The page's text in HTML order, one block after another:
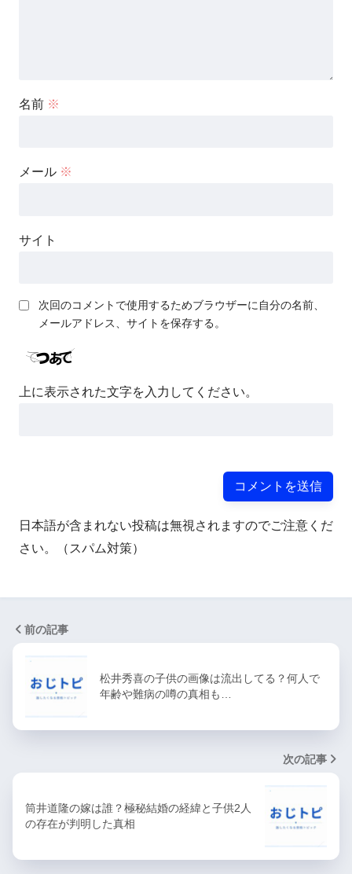
名前 ※
メール ※
サイト
次回のコメントで使用するためブラウザーに自分の名前、
メールアドレス、サイトを保存する。
上に表示された文字を入力してください。
日本語が含まれない投稿は無視されますのでご注意くだ
さい。（スパム対策）
前の記事
松井秀喜の子供の画像は流出してる？何人で
年齢や難病の噂の真相も…
次の記事
筒井道隆の嫁は誰？極秘結婚の経緯と子供2人
の存在が判明した真相